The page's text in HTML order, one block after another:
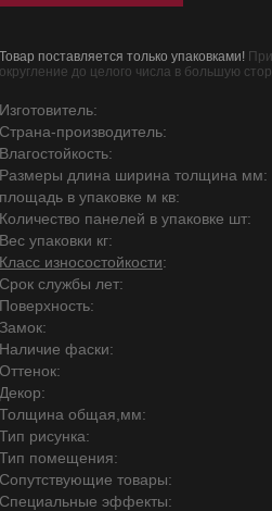
Товар поставляется только упаковками!
округление до целого числа в большую
Изготовитель:
Страна-производитель:
Влагостойкость:
Размеры длина ширина толщина мм:
площадь в упаковке м кв:
Количество панелей в упаковке шт:
Вес упаковки кг:
Класс износостойкости:
Срок службы лет:
Поверхность:
Замок:
Наличие фаски:
Оттенок:
Декор:
Толщина общая,мм:
Тип рисунка:
Тип помещения:
Сопутствующие товары:
Специальные эффекты: